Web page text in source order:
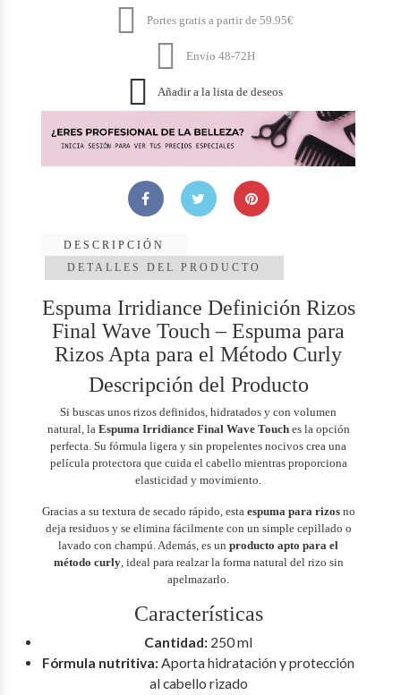
 Portes gratis a partir de 59.95€
 Envío 48-72H
 Añadir a la lista de deseos
DESCRIPCIÓN
DETALLES DEL PRODUCTO
Espuma Irridiance Definición Rizos
Final Wave Touch – Espuma para
Rizos Apta para el Método Curly
Descripción del Producto
Si buscas unos rizos definidos, hidratados y con volumen
natural, la Espuma Irridiance Final Wave Touches la opción
perfecta. Su fórmula ligera y sin propelentes nocivos crea una
película protectora que cuida el cabello mientras proporciona
elasticidad y movimiento.
Gracias a su textura de secado rápido, esta espuma para rizosno
deja residuos y se elimina fácilmente con un simple cepillado o
lavado con champú. Además, es unproducto apto para el
método curly, ideal para realzar la forma natural del rizo sin
apelmazarlo.
Características
Cantidad: 250 ml
Fórmula nutritiva:Aporta hidratación y protección
al cabello rizado